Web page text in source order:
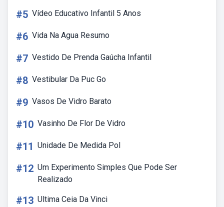
#5 Vídeo Educativo Infantil 5 Anos
#6 Vida Na Agua Resumo
#7 Vestido De Prenda Gaúcha Infantil
#8 Vestibular Da Puc Go
#9 Vasos De Vidro Barato
#10 Vasinho De Flor De Vidro
#11 Unidade De Medida Pol
#12 Um Experimento Simples Que Pode Ser
Realizado
#13 Ultima Ceia Da Vinci